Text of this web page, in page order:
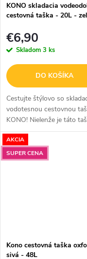
KONO skladacia
cestovná taška - 20L -
€6,90
Skladom 3 ks
DO KOŠÍKA
Cestujte štýlovo so
vodotesnou cestovnou
KONO! Nielenže je táto
ideálna na krátke cesty a
prenocovanie, ale spĺňa aj
požiadavky väčšiny
AKCIA
SUPER CENA
Kono cestovná taška
sivá - 48L